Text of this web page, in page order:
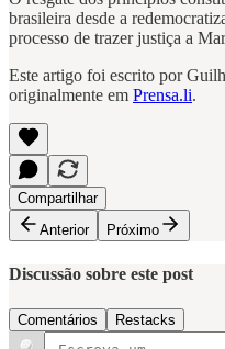
brasileira desde a
processo de trazer justiça a
Este artigo foi escrito por
originalmente em Prensa.li.
Compartilhar
Anterior
Próximo
Discussão sobre este post
Comentários Restacks